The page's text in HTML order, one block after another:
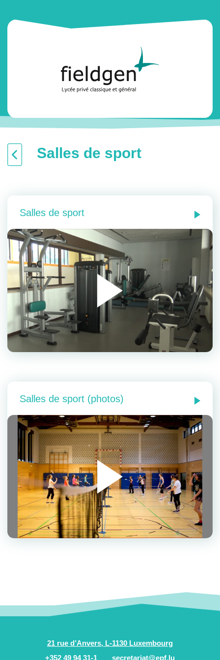
Salles de sport
Salles de sport
Salles de sport (photos)
21 rue d’Anvers, L-1130 Luxembourg
+352 49 94 31-1
secretariat@epf.lu